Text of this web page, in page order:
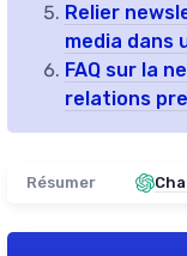
Relier
media dans
FAQ sur la
relations
Résumer